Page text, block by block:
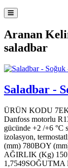
Aranan
saladbar
Saladbar -
ÜRÜN KODU
Danfoss motorlu
gücünde +2 /+6 °C
izolasyon,
(mm) 780BOY
AĞIRLIK (Kg)